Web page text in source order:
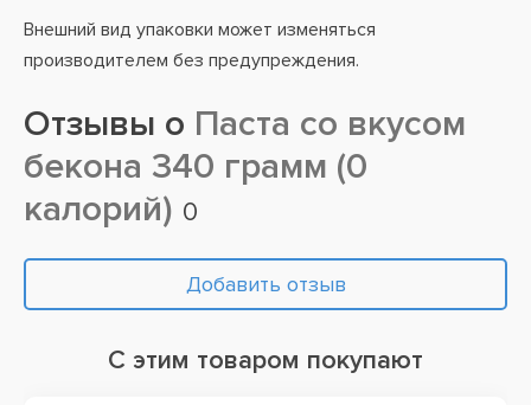
Внешний вид упаковки может изменяться
производителем без предупреждения.
Отзывы о Паста со вкусом
бекона 340 грамм (0
калорий) 0
Добавить отзыв
С этим товаром покупают